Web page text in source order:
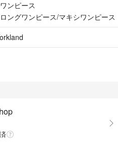
ワンピース
ロングワンピース/マキシワンピース